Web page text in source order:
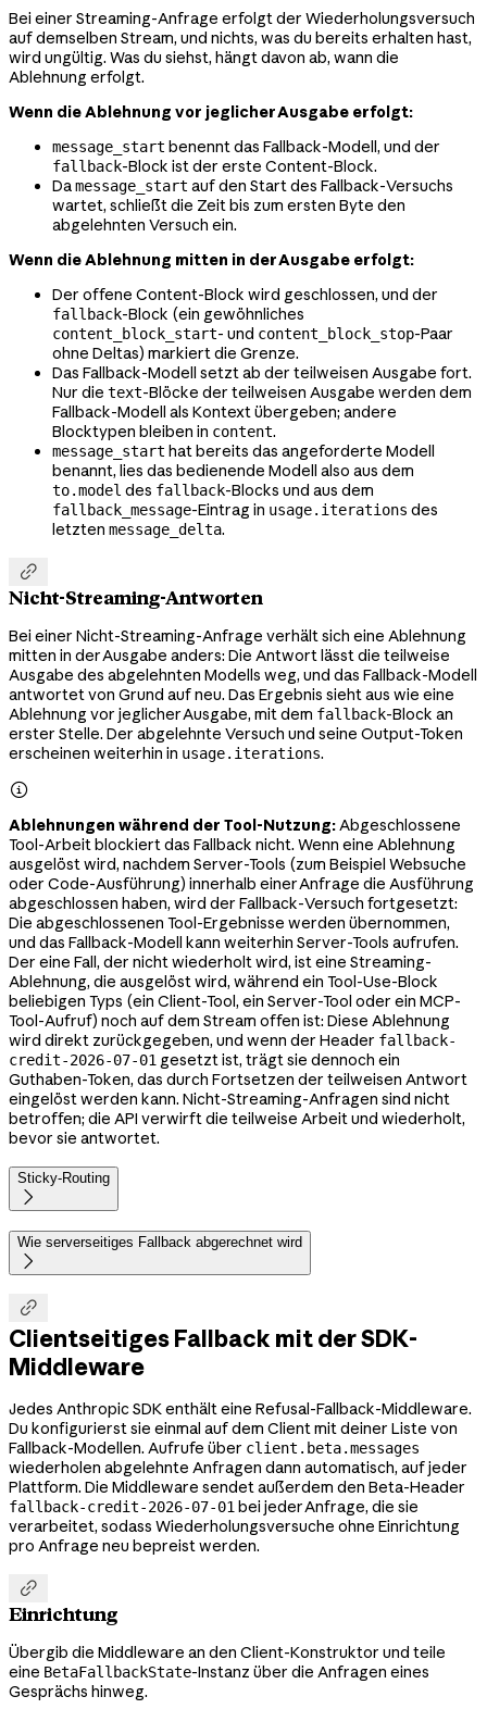
Bei einer Streaming-Anfrage erfolgt der Wiederholungsversuch
auf demselben Stream, und nichts, was du bereits erhalten hast,
wird ungültig. Was du siehst, hängt davon ab, wann die
Ablehnung erfolgt.
Wenn die Ablehnung vor jeglicher Ausgabe erfolgt:
message_start benennt das Fallback-Modell, und der
fallback-Block ist der erste Content-Block.
Damessage_start auf den Start des Fallback-Versuchs
wartet, schließt die Zeit bis zum ersten Byte den
abgelehnten Versuch ein.
Wenn die Ablehnung mitten in der Ausgabe erfolgt:
Der offene Content-Block wird geschlossen, und der
fallback-Block (ein gewöhnliches
content_block_start- und content_block_stop-Paar
ohne Deltas) markiert die Grenze.
Das Fallback-Modell setzt ab der teilweisen Ausgabe fort.
Nur die text-Blöcke der teilweisen Ausgabe werden dem
Fallback-Modell als Kontext übergeben; andere
Blocktypen bleiben in content.
message_start hat bereits das angeforderte Modell
benannt, lies das bedienende Modell also aus dem
to.model des fallback-Blocks und aus dem
fallback_message-Eintrag in usage.iterations des
letzten message_delta.

Nicht-Streaming-Antworten
Bei einer Nicht-Streaming-Anfrage verhält sich eine Ablehnung
mitten in der Ausgabe anders: Die Antwort lässt die teilweise
Ausgabe des abgelehnten Modells weg, und das Fallback-Modell
antwortet von Grund auf neu. Das Ergebnis sieht aus wie eine
Ablehnung vor jeglicher Ausgabe, mit dem fallback-Block an
erster Stelle. Der abgelehnte Versuch und seine Output-Token
erscheinen weiterhin in usage.iterations.

Ablehnungen während der Tool-Nutzung:Abgeschlossene
Tool-Arbeit blockiert das Fallback nicht. Wenn eine Ablehnung
ausgelöst wird, nachdem Server-Tools (zum Beispiel Websuche
oder Code-Ausführung) innerhalb einer Anfrage die Ausführung
abgeschlossen haben, wird der Fallback-Versuch fortgesetzt:
Die abgeschlossenen Tool-Ergebnisse werden übernommen,
und das Fallback-Modell kann weiterhin Server-Tools aufrufen.
Der eine Fall, der nicht wiederholt wird, ist eine Streaming-
Ablehnung, die ausgelöst wird, während ein Tool-Use-Block
beliebigen Typs (ein Client-Tool, ein Server-Tool oder ein MCP-
Tool-Aufruf) noch auf dem Stream offen ist: Diese Ablehnung
wird direkt zurückgegeben, und wenn der Header fallback-
credit-2026-07-01 gesetzt ist, trägt sie dennoch ein
Guthaben-Token, das durch Fortsetzen der teilweisen Antwort
eingelöst werden kann. Nicht-Streaming-Anfragen sind nicht
betroffen; die API verwirft die teilweise Arbeit und wiederholt,
bevor sie antwortet.
Sticky-Routing

Wie serverseitiges Fallback abgerechnet wird


Clientseitiges Fallback mit der SDK-
Middleware
Jedes Anthropic SDK enthält eine Refusal-Fallback-Middleware.
Du konfigurierst sie einmal auf dem Client mit deiner Liste von
Fallback-Modellen. Aufrufe über client.beta.messages
wiederholen abgelehnte Anfragen dann automatisch, auf jeder
Plattform. Die Middleware sendet außerdem den Beta-Header
fallback-credit-2026-07-01 bei jeder Anfrage, die sie
verarbeitet, sodass Wiederholungsversuche ohne Einrichtung
pro Anfrage neu bepreist werden.

Einrichtung
Übergib die Middleware an den Client-Konstruktor und teile
eine BetaFallbackState-Instanz über die Anfragen eines
Gesprächs hinweg.